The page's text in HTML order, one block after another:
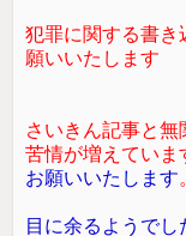
犯罪に関する書き
願いいたします
さいきん記事と無
苦情が増えていま
お願いいたします
目に余るようで